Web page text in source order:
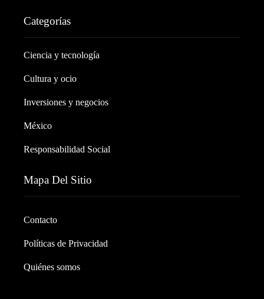
Categorías
Ciencia y tecnología
Cultura y ocio
Inversiones y negocios
México
Responsabilidad Social
Mapa Del Sitio
Contacto
Políticas de Privacidad
Quiénes somos